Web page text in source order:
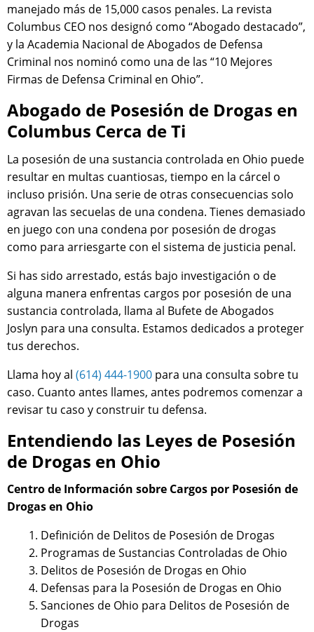
manejado más de 15,000 casos penales. La revista
Columbus CEO nos designó como “Abogado destacado”,
y la Academia Nacional de Abogados de Defensa
Criminal nos nominó como una de las “10 Mejores
Firmas de Defensa Criminal en Ohio”.
Abogado de Posesión de Drogas en
Columbus Cerca de Ti
La posesión de una sustancia controlada en Ohio puede
resultar en multas cuantiosas, tiempo en la cárcel o
incluso prisión. Una serie de otras consecuencias solo
agravan las secuelas de una condena. Tienes demasiado
en juego con una condena por posesión de drogas
como para arriesgarte con el sistema de justicia penal.
Si has sido arrestado, estás bajo investigación o de
alguna manera enfrentas cargos por posesión de una
sustancia controlada, llama al Bufete de Abogados
Joslyn para una consulta. Estamos dedicados a proteger
tus derechos.
Llama hoy al (614) 444-1900 para una consulta sobre tu
caso. Cuanto antes llames, antes podremos comenzar a
revisar tu caso y construir tu defensa.
Entendiendo las Leyes de Posesión
de Drogas en Ohio
Centro de Información sobre Cargos por Posesión de
Drogas en Ohio
Definición de Delitos de Posesión de Drogas
Programas de Sustancias Controladas de Ohio
Delitos de Posesión de Drogas en Ohio
Defensas para la Posesión de Drogas en Ohio
Sanciones de Ohio para Delitos de Posesión de
Drogas